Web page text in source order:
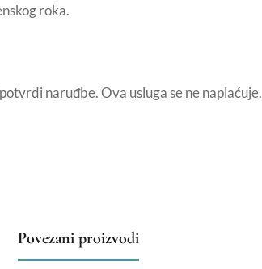
roka.
naruđbe. Ova usluga se ne naplaćuje.
Povezani proizvodi